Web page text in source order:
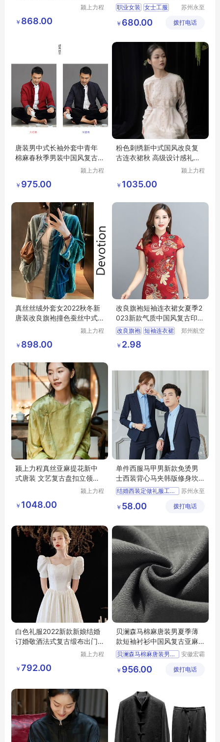
颍上力程
￥ 868.00
新颖
职业女装 女士工服
夏季工作服
苏州永至
限公司
￥ 680.00 拨打电话
唐装男中式长袖外套中青年
棉麻春秋季男装中国风复古
颍上力程
￥ 975.00
粉色刺绣新中式国风改良复
古连衣裙秋 高级设计感礼服
颍上力程
￥ 1035.00
真丝丝绒外套女2022秋冬新
唐装改良旗袍撞色蚕丝中式
颍上力程
￥ 898.00
改良旗袍短袖连衣裙女夏季2
023新款气质中国风复古印花
中长裙
改良旗袍 短袖连衣裙
女夏季2023新款
气质中国风复古
郑州航空
￥ 2.98
颍上力程真丝亚麻提花新中
式唐装 文艺复古盘扣立领短
颍上力程
￥ 1048.00
单件西服马甲男新款免烫男
士西装背心马夹韩版修身坎
肩
结婚西装定做礼服工作服西服定做
韩版修身小西装
定做西服马甲
苏州永至
限公司
￥ 58.00 拨打电话
白色礼服2022新款新娘结婚
订婚敬酒法式复古缎布出门
颍上力程
￥ 792.00
贝澜森马棉麻唐装男夏季薄
款短袖衬衫中国风复古亚麻
套装中老年人
贝澜森马棉麻唐装男夏季薄
安徽宏霸
有限公司
￥ 956.00 拨打电话